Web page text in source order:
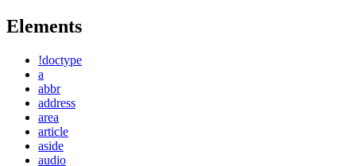
Elements
!doctype
a
abbr
address
area
article
aside
audio